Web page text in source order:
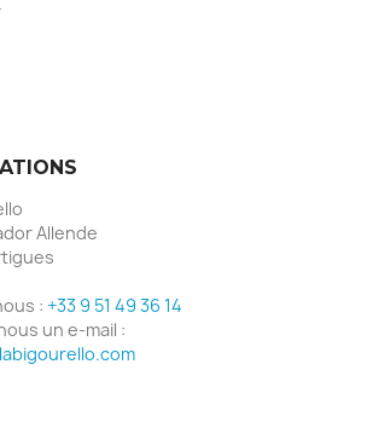
Allende
: +33 9 51 49 36 14
un e-mail :